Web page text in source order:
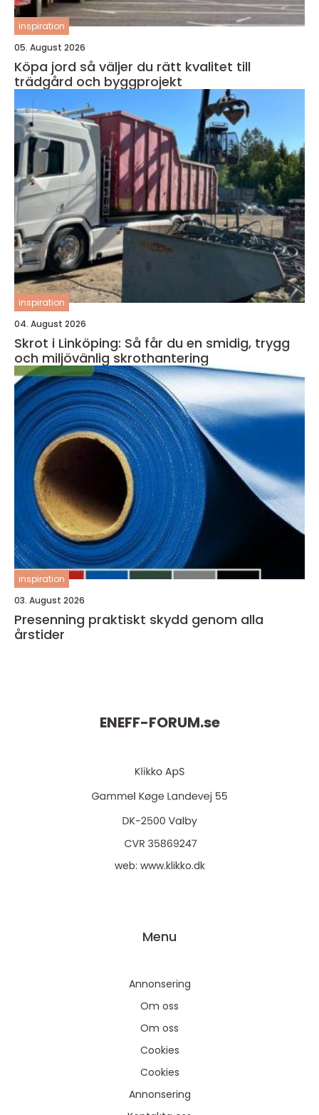
inspiration
05. August 2026
Köpa jord så väljer du rätt kvalitet till
trädgård och byggprojekt
inspiration
04. August 2026
Skrot i Linköping: Så får du en smidig, trygg
och miljövänlig skrothantering
inspiration
03. August 2026
Presenning praktiskt skydd genom alla
årstider
ENEFF-FORUM.se
web: www.klikko.dk
Menu
Annonsering
Om oss
Om oss
Cookies
Cookies
Annonsering